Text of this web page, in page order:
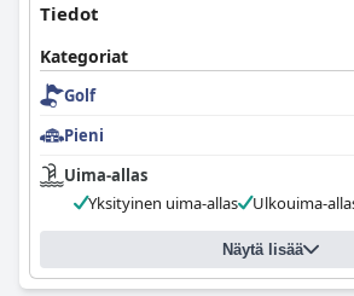
Tiedot
Kategoriat
Golf
Pieni
Uima-allas
Yksityinen uima-allas
Ulkouima-
Näytä lisää